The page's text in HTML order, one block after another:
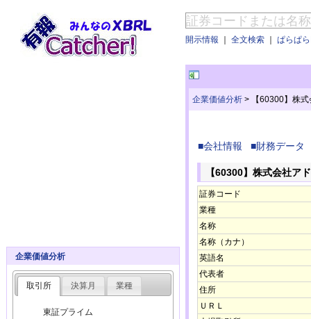
開示情報 ｜ 全文検索 ｜ ぱらぱ
企業価値分析 > 【60300】株
■会社情報 ■財務データ
【60300】株式会社ア
証券コード
業種
名称
名称（カナ）
英語名
代表者
住所
ＵＲＬ
企業価値分析
取引所 決算月 業種
東証プライム